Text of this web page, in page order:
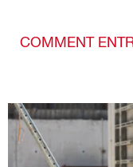
COMMENT